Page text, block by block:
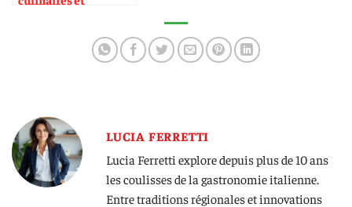
LUCIA FERRETTI
Lucia Ferretti explore depuis plus de 10 ans
les coulisses de la gastronomie italienne.
Entre traditions régionales et innovations